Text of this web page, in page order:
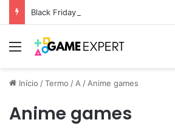
Black Friday: descontos incríveis em
Menu
Início /Termo / A / Anime games
Anime games